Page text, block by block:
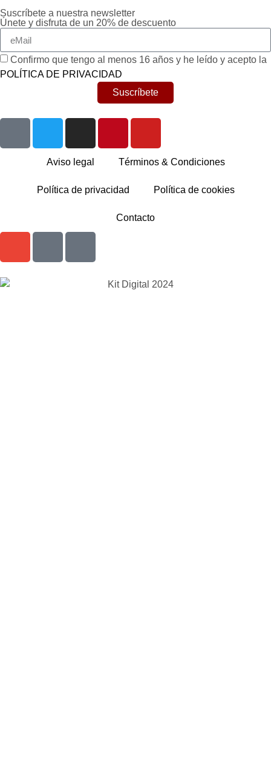
Suscríbete a nuestra newsletter
Únete y disfruta de un 20% de descuento
Confirmo que tengo al menos 16 años y he leído y acepto la
POLÍTICA DE PRIVACIDAD
Suscríbete
Aviso legal Términos & Condiciones
Política de privacidad Política de cookies
Contacto